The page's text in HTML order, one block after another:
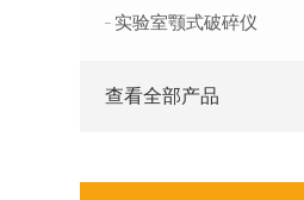
实验室颚式破碎仪
查看全部产品